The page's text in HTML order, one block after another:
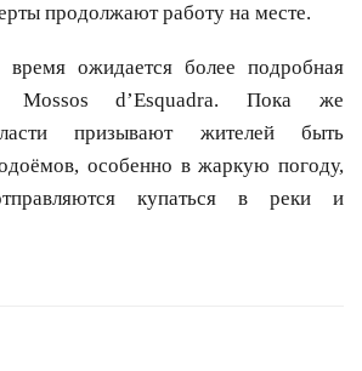
продолжают работу на месте.
ожидается более подробная
Mossos d’Esquadra. Пока же
призывают жителей быть
особенно в жаркую погоду,
купаться в реки и